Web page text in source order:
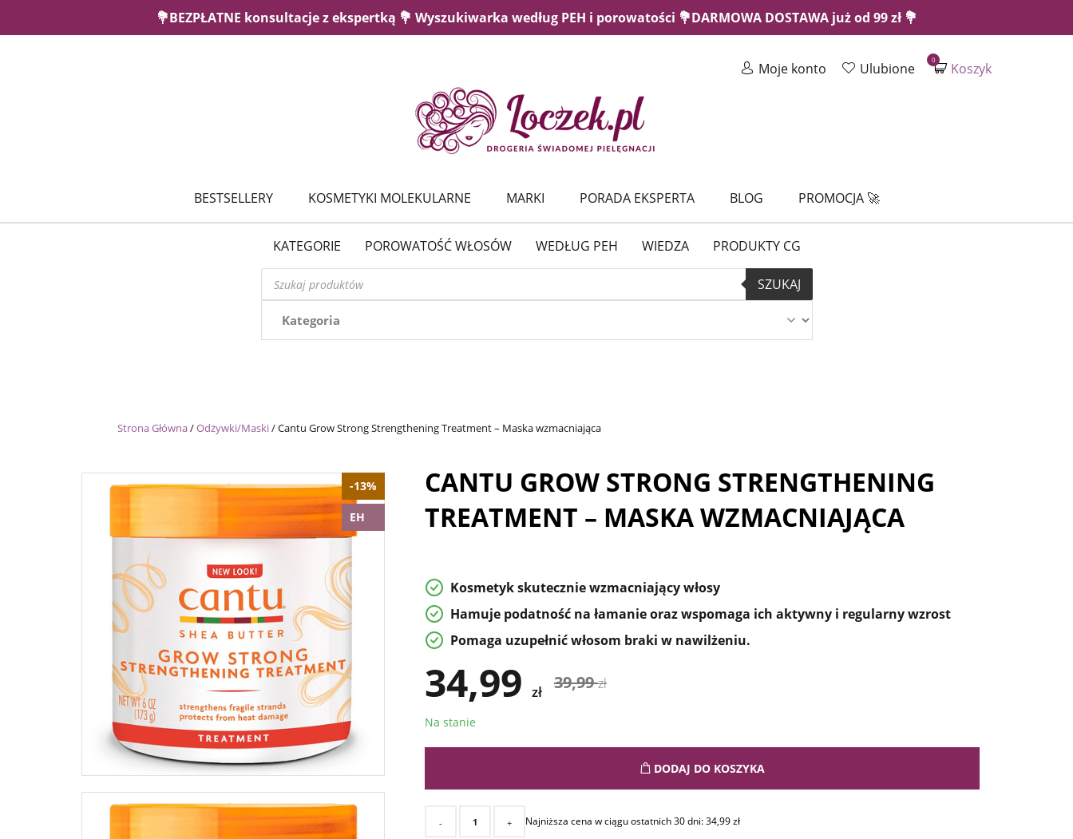
💐BEZPŁATNE konsultacje z ekspertką 💐 Wyszukiwarka według PEH i porowatości 💐DARMOWA DOSTAWA już od 99 zł 💐
Moje konto Ulubione Koszyk
0
BESTSELLERY KOSMETYKI MOLEKULARNE MARKI PORADA EKSPERTA BLOG PROMOCJA 🚀
KATEGORIE POROWATOŚĆ WŁOSÓW WEDŁUG PEH WIEDZA PRODUKTY CG
Wyszukiwarka
produktów
SZUKAJ
Strona Główna/Odżywki/Maski/Cantu Grow Strong Strengthening Treatment – Maska wzmacniająca
-13%
EH
CANTU GROW STRONG STRENGTHENING
TREATMENT – MASKA WZMACNIAJĄCA
Kosmetyk skutecznie wzmacniający włosy
Hamuje podatność na łamanie oraz wspomaga ich aktywny i regularny wzrost
Pomaga uzupełnić włosom braki w nawilżeniu.
34,99 zł 39,99zł
Na stanie
DODAJ DO KOSZYKA
- + Najniższa cena w ciągu ostatnich 30 dni:34,99zł